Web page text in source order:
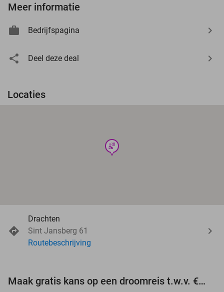
Meer informatie
Bedrijfspagina
Deel deze deal
Locaties
wellness
Drachten
Sint Jansberg 61
Routebeschrijving
Maak gratis kans op een droomreis t.w.v. €3.000!